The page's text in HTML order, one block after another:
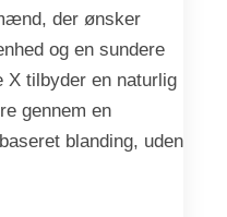
der ønsker
og en sundere
X tilbyder en naturlig
gennem en
blanding, uden